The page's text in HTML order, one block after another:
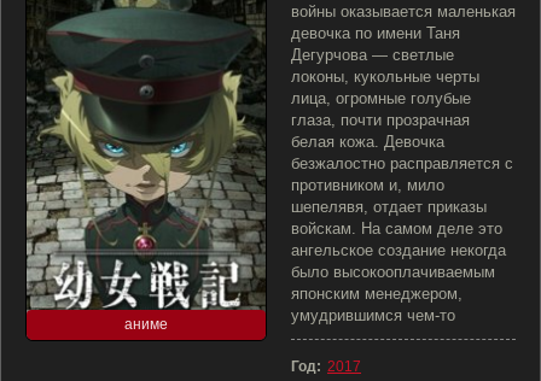
аниме
войны оказывается маленькая
девочка по имени Таня
Дегурчова — светлые
локоны, кукольные черты
лица, огромные голубые
глаза, почти прозрачная
белая кожа. Девочка
безжалостно расправляется с
противником и, мило
шепелявя, отдает приказы
войскам. На самом деле это
ангельское создание некогда
было высокооплачиваемым
японским менеджером,
умудрившимся чем-то
Год: 2017